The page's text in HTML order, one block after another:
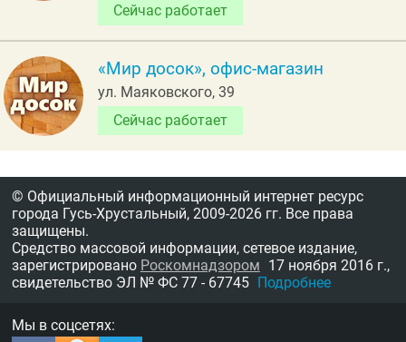
Сейчас работает
«Мир досок», офис-магазин
ул. Маяковского, 39
Сейчас работает
© Официальный информационный интернет ресурс
города Гусь-Хрустальный, 2009-2026 гг. Все права
защищены.
Средство массовой информации, сетевое издание,
зарегистрировано Роскомнадзором 17 ноября 2016 г.,
свидетельство ЭЛ № ФС 77 - 67745 Подробнее
Мы в соцсетях: